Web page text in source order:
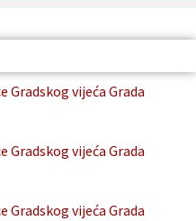
Gradskog vijeća Grada
Gradskog vijeća Grada
Gradskog vijeća Grada